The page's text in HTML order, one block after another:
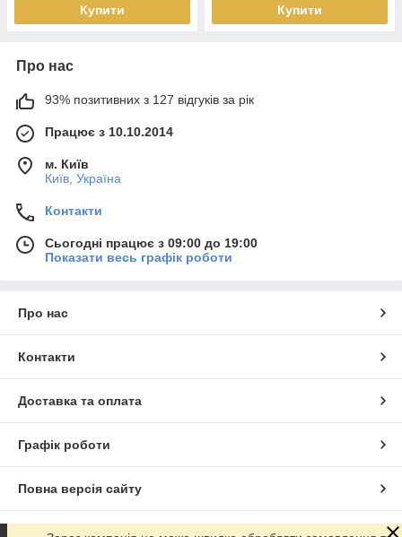
Купити Купити
Про нас
93% позитивних з 127 відгуків за рік
Працює з 10.10.2014
м. Київ
Київ, Україна
Контакти
Сьогодні працює з 09:00 до 19:00
Показати весь графік роботи
Про нас
Контакти
Доставка та оплата
Графік роботи
Повна версія сайту
Сайт створено на маркетплейсіProm.ua